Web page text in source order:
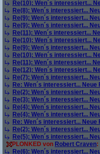
Re(10): Wen´s interessiert...
Re(8): Wen´s interessiert...
Re(9): Wen´s interessiert...
Re(9): Wen´s interessiert...
Re(11): Wen´s interessiert...
Re(10): Wen´s interessiert...
Re(9): Wen´s interessiert...
Re(10): Wen´s interessiert...
Re(11): Wen´s interessiert...
Re(12): Wen´s interessiert...
Re(7): Wen´s interessiert...
Re: Wen´s interessiert... Neue
Re(2): Wen´s interessiert...
Re(3): Wen´s interessiert...
Re(4): Wen´s interessiert...
Re(4): Wen´s interessiert...
Re: Wen´s interessiert... Neue
Re(2): Wen´s interessiert...
Re(5): Wen´s interessiert...
PLONKED von Robert Craven:
Re(6): Wen´s interessiert...